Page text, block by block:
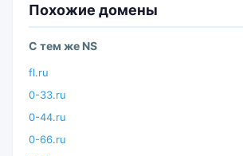
Похожие домены
С тем же NS
fl.ru
0-33.ru
0-44.ru
0-66.ru